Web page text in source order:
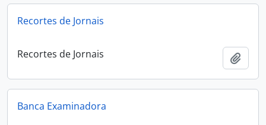
Recortes de Jornais
Recortes de Jornais
Banca Examinadora